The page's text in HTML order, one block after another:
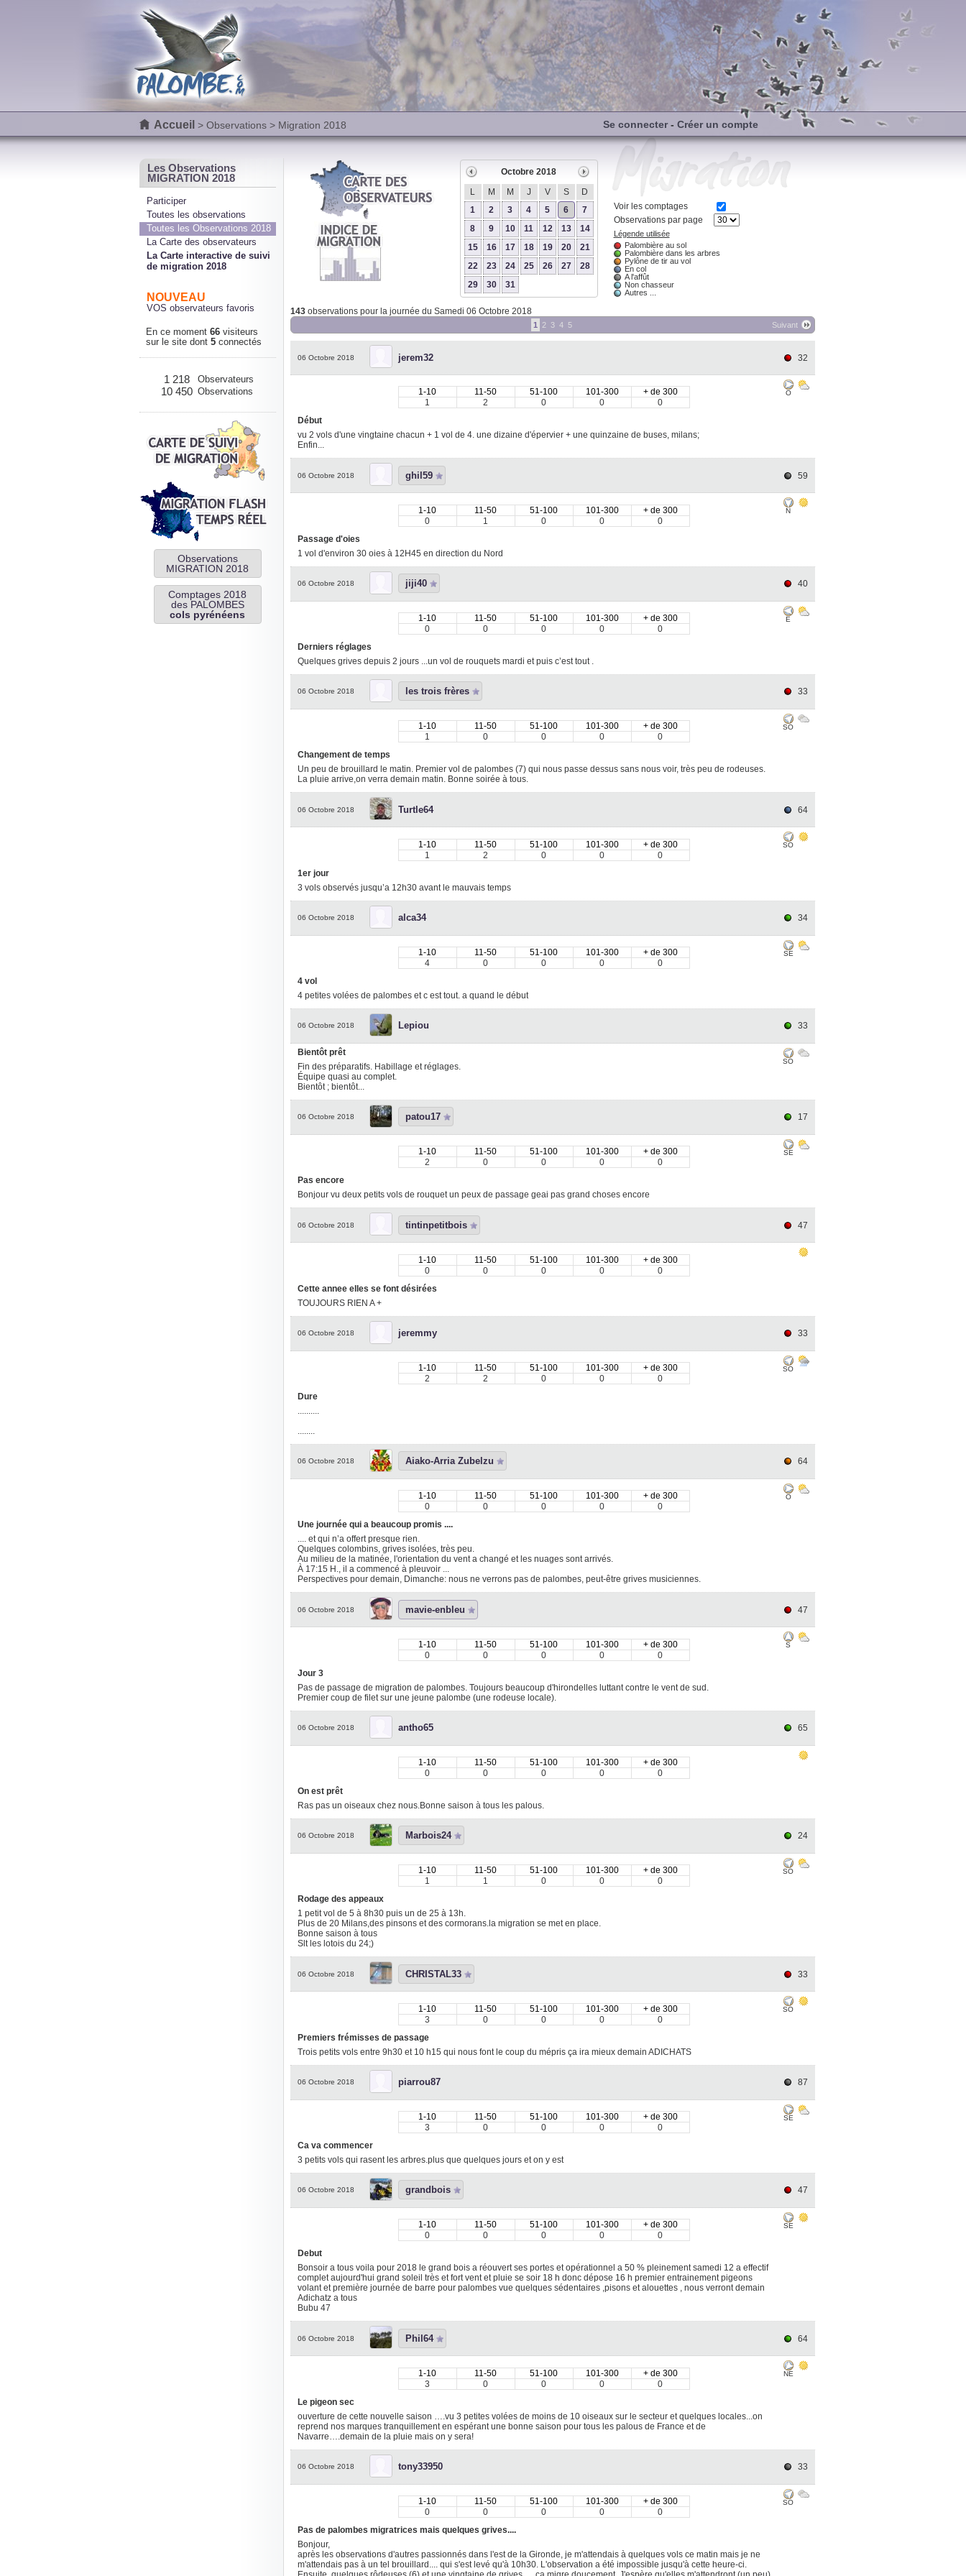
Accueil > Observations> Migration 2018 Se connecter- Créer un compte
Les Observations
MIGRATION 2018
Participer
Toutes les observations
Toutes les Observations 2018
La Carte des observateurs
La Carte interactive de suivi
de migration 2018
NOUVEAU
VOS observateurs favoris
En ce moment 66visiteurs
sur le site dont 5connectés
1 218 Observateurs
10 450 Observations
Observations
MIGRATION 2018
Comptages 2018
des PALOMBES
cols pyrénéens
Octobre 2018
L
M M J V S
D
1
2 3 4 5 6
7
8
9 10 11 12 13
14
15
16 17 18 19 20
21
22
23 24 25 26 27
28
29
30 31
Voir les comptages
Observations par page
Légende utilisée
Palombière au sol
Palombière dans les arbres
Pylône de tir au vol
En col
A l'affût
Non chasseur
Autres ...
143observations pour la journée du Samedi 06 Octobre 2018
Suivant
1 2 3 4 5
06 Octobre 2018 jerem32 32
1-10 11-50 51-100 101-300
+ de 300
1
2 0 0
0
Début
vu 2 vols d'une vingtaine chacun + 1 vol de 4. une dizaine d'épervier + une quinzaine de buses, milans;
Enfin...
O
06 Octobre 2018 ghil59 59
1-10 11-50 51-100 101-300
+ de 300
0
1 0 0
0
Passage d'oies
1 vol d'environ 30 oies à 12H45 en direction du Nord
N
06 Octobre 2018 jiji40 40
1-10 11-50 51-100 101-300
+ de 300
0
0 0 0
0
Derniers réglages
Quelques grives depuis 2 jours ...un vol de rouquets mardi et puis c’est tout .
E
06 Octobre 2018 les trois frères 33
1-10 11-50 51-100 101-300
+ de 300
1
0 0 0
0
Changement de temps
Un peu de brouillard le matin. Premier vol de palombes (7) qui nous passe dessus sans nous voir, très peu de rodeuses.
La pluie arrive,on verra demain matin. Bonne soirée à tous.
SO
06 Octobre 2018 Turtle64 64
1-10 11-50 51-100 101-300
+ de 300
1
2 0 0
0
1er jour
3 vols observés jusqu’a 12h30 avant le mauvais temps
SO
06 Octobre 2018 alca34 34
1-10 11-50 51-100 101-300
+ de 300
4
0 0 0
0
4 vol
4 petites volées de palombes et c est tout. a quand le début
SE
06 Octobre 2018 Lepiou 33
Bientôt prêt
Fin des préparatifs. Habillage et réglages.
Équipe quasi au complet.
Bientôt ; bientôt...
SO
06 Octobre 2018 patou17 17
1-10 11-50 51-100 101-300
+ de 300
2
0 0 0
0
Pas encore
Bonjour vu deux petits vols de rouquet un peux de passage geai pas grand choses encore
SE
06 Octobre 2018 tintinpetitbois 47
1-10 11-50 51-100 101-300
+ de 300
0
0 0 0
0
Cette annee elles se font désirées
TOUJOURS RIEN A +
06 Octobre 2018 jeremmy 33
1-10 11-50 51-100 101-300
+ de 300
2
2 0 0
0
Dure
..........
........
SO
06 Octobre 2018 Aiako-Arria Zubelzu 64
1-10 11-50 51-100 101-300
+ de 300
0
0 0 0
0
Une journée qui a beaucoup promis ....
.... et qui n’a offert presque rien.
Quelques colombins, grives isolées, très peu.
Au milieu de la matinée, l'orientation du vent a changé et les nuages sont arrivés.
À 17:15 H., il a commencé à pleuvoir ...
Perspectives pour demain, Dimanche: nous ne verrons pas de palombes, peut-être grives musiciennes.
O
06 Octobre 2018 mavie-enbleu 47
1-10 11-50 51-100 101-300
+ de 300
0
0 0 0
0
Jour 3
Pas de passage de migration de palombes. Toujours beaucoup d'hirondelles luttant contre le vent de sud.
Premier coup de filet sur une jeune palombe (une rodeuse locale).
S
06 Octobre 2018 antho65 65
1-10 11-50 51-100 101-300
+ de 300
0
0 0 0
0
On est prêt
Ras pas un oiseaux chez nous.Bonne saison à tous les palous.
06 Octobre 2018 Marbois24 24
1-10 11-50 51-100 101-300
+ de 300
1
1 0 0
0
Rodage des appeaux
1 petit vol de 5 à 8h30 puis un de 25 à 13h.
Plus de 20 Milans,des pinsons et des cormorans.la migration se met en place.
Bonne saison à tous
Slt les lotois du 24;)
SO
06 Octobre 2018 CHRISTAL33 33
1-10 11-50 51-100 101-300
+ de 300
3
0 0 0
0
Premiers frémisses de passage
Trois petits vols entre 9h30 et 10 h15 qui nous font le coup du mépris ça ira mieux demain ADICHATS
SO
06 Octobre 2018 piarrou87 87
1-10 11-50 51-100 101-300
+ de 300
3
0 0 0
0
Ca va commencer
3 petits vols qui rasent les arbres.plus que quelques jours et on y est
SE
06 Octobre 2018 grandbois 47
1-10 11-50 51-100 101-300
+ de 300
0
0 0 0
0
Debut
Bonsoir a tous voila pour 2018 le grand bois a réouvert ses portes et opérationnel a 50 % pleinement samedi 12 a effectif
complet aujourd'hui grand soleil très et fort vent et pluie se soir 18 h donc dépose 16 h premier entrainement pigeons
volant et première journée de barre pour palombes vue quelques sédentaires ,pisons et alouettes , nous verront demain
Adichatz a tous
Bubu 47
SE
06 Octobre 2018 Phil64 64
1-10 11-50 51-100 101-300
+ de 300
3
0 0 0
0
Le pigeon sec
ouverture de cette nouvelle saison ….vu 3 petites volées de moins de 10 oiseaux sur le secteur et quelques locales...on
reprend nos marques tranquillement en espérant une bonne saison pour tous les palous de France et de
Navarre….demain de la pluie mais on y sera!
NE
06 Octobre 2018 tony33950 33
1-10 11-50 51-100 101-300
+ de 300
0
0 0 0
0
Pas de palombes migratrices mais quelques grives....
Bonjour,
après les observations d'autres passionnés dans l'est de la Gironde, je m'attendais à quelques vols ce matin mais je ne
m'attendais pas à un tel brouillard.... qui s'est levé qu'à 10h30. L'observation a été impossible jusqu'à cette heure-ci.
SO